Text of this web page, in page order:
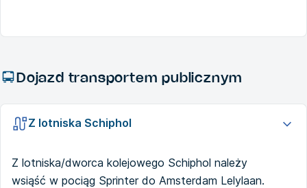
Dojazd transportem publicznym
Z lotniska Schiphol
Z lotniska/dworca kolejowego Schiphol należy
wsiąść w pociąg Sprinter do Amsterdam Lelylaan.